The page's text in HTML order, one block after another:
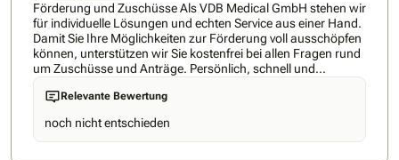
Förderung und Zuschüsse Als VDB Medical GmbH stehen wir
für individuelle Lösungen und echten Service aus einer Hand.
Damit Sie Ihre Möglichkeiten zur Förderung voll ausschöpfen
können, unterstützen wir Sie kostenfrei bei allen Fragen rund
um Zuschüsse und Anträge. Persönlich, schnell und
kompetent – genau so, wie man es sich wünscht. Auf
folgende Vorteile bei der VDB Medical GmbH dürfen Sie sich
freuen: • Direktvertrieb – alles aus einer Hand • Eigene
Servicetechniker mit kurzen Reaktionszeiten • Schnellste
Lieferzeit: ab 1 Woche • Bestpreis-Garantie • 24h Rückruf-
Relevante Bewertung
noch nicht entschieden